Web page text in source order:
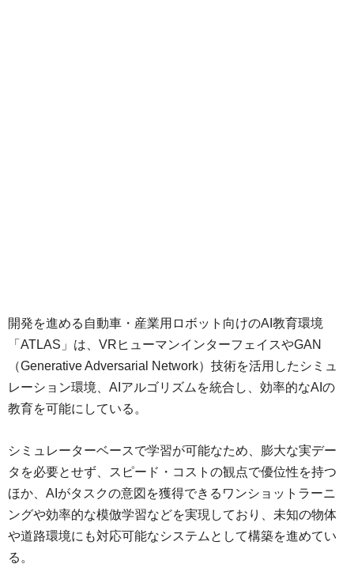
開発を進める自動車・産業用ロボット向けのAI教育環境
「ATLAS」は、VRヒューマンインターフェイスやGAN
（Generative Adversarial Network）技術を活用したシミュ
レーション環境、AIアルゴリズムを統合し、効率的なAIの
教育を可能にしている。
シミュレーターベースで学習が可能なため、膨大な実デー
タを必要とせず、スピード・コストの観点で優位性を持つ
ほか、AIがタスクの意図を獲得できるワンショットラーニ
ングや効率的な模倣学習などを実現しており、未知の物体
や道路環境にも対応可能なシステムとして構築を進めてい
る。